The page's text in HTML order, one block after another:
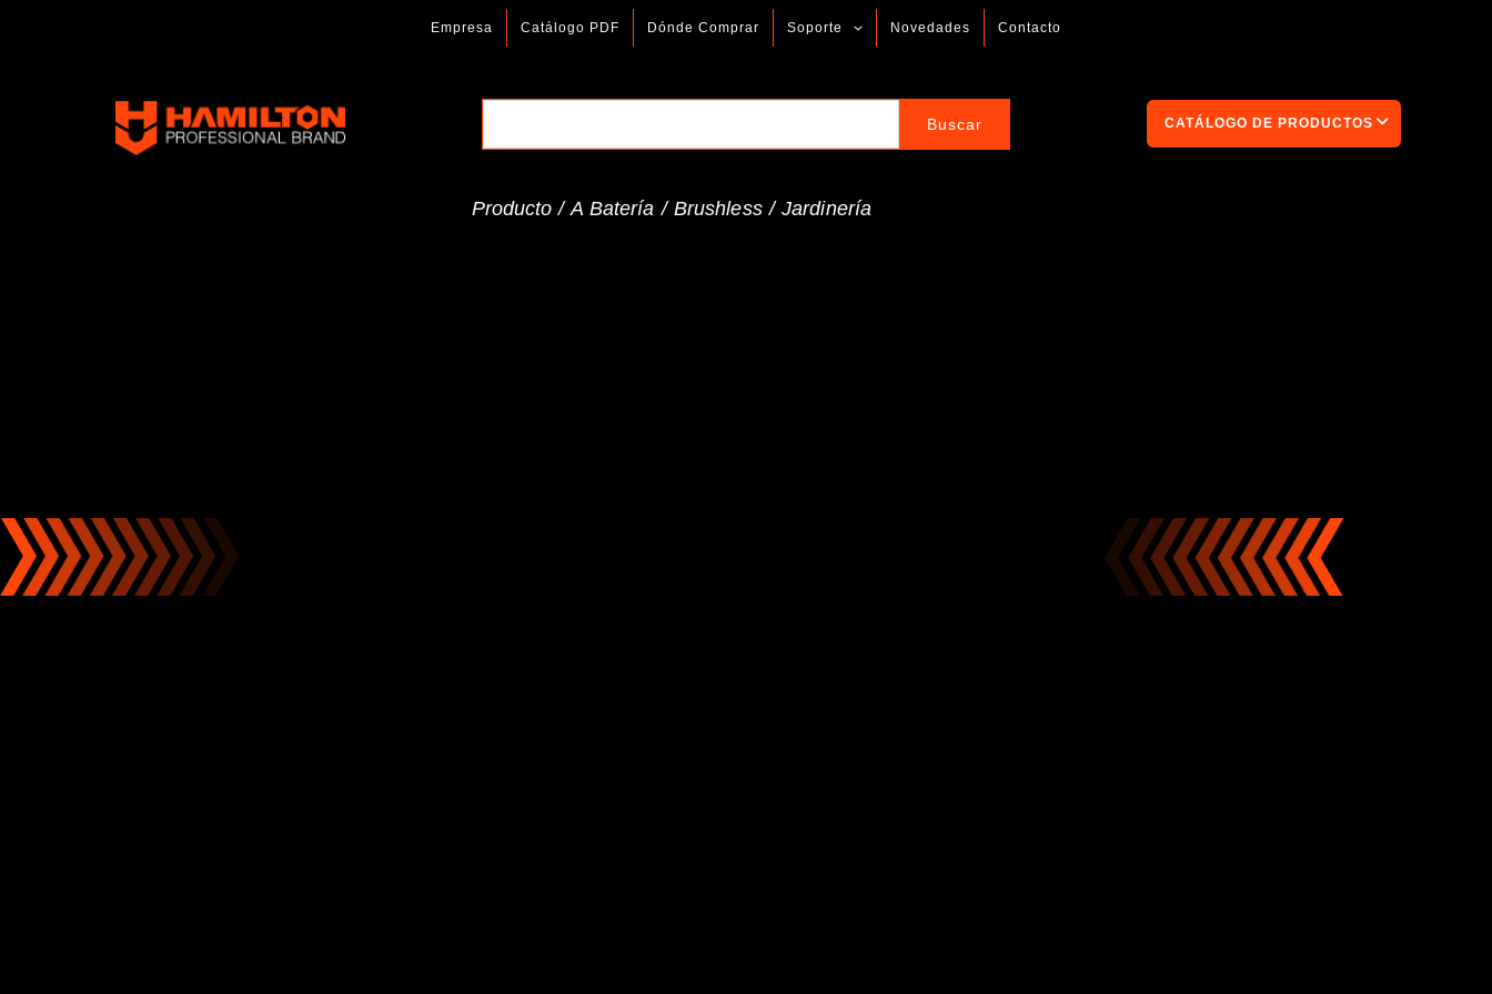
Empresa Catálogo PDF Dónde Comprar Soporte Novedades Contacto
CATÁLOGO DE PRODUCTOS
Producto /A Batería / Brushless/Jardinería